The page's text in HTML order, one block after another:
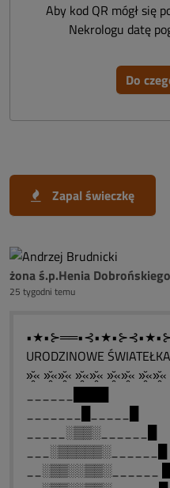
Aby kod QR mógł się
Nekrologu datę
Do
Zapal świeczkę
żona ś.p.Henia Dobrońskiego
25 tygodni temu
URODZINOWE ŚWIATEŁKA
»̯̆« »̯̆«»̯̆« »̯̆«»̯̆« »̯̆«»̯̆« »̯̆«»̯̆«
_____░▒▒░______█
___░▒▒▒▒▒░______█
__░▒▒░░▒▒░______ █